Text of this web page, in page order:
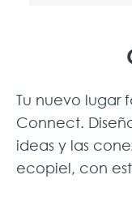
Tu nuevo lugar
Connect.
ideas y las
ecopiel, con